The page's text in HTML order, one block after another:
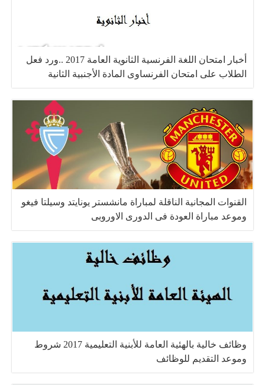
أخبار امتحان اللغة الفرنسية الثانوية العامة 2017 ..ورد فعل
الطلاب على امتحان الفرنساوى المادة الأجنبية الثانية
القنوات المجانية الناقلة لمباراة مانشستر يونايتد وسيلتا فيغو
وموعد مباراة العودة فى الدورى الاوروبى
وظائف خالية بالهئية العامة للأبنية التعليمية 2017 شروط
وموعد التقديم للوظائف